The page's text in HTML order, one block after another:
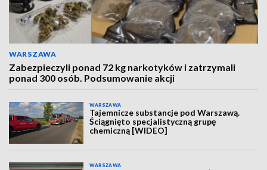
WARSZAWA
Zabezpieczyli ponad 72 kg narkotyków i zatrzymali
ponad 300 osób. Podsumowanie akcji
WARSZAWA
Tajemnicze substancje pod Warszawą.
Ściągnięto specjalistyczną grupę
chemiczną [WIDEO]
WARSZAWA